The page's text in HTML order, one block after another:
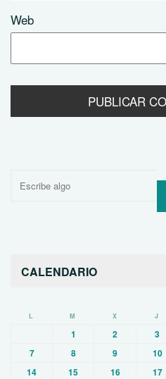
Web
Buscar
CALENDARIO
L M X J
1 2 3
7
8 9 10
14
15 16 17